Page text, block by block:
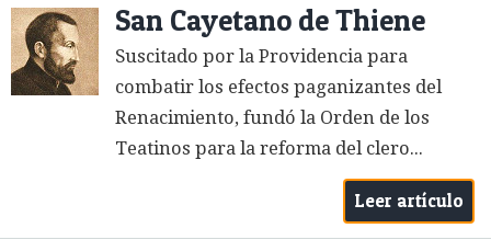
San Cayetano de Thiene
Suscitado por la Providencia para
combatir los efectos paganizantes del
Renacimiento, fundó la Orden de los
Teatinos para la reforma del clero...
Leer artículo